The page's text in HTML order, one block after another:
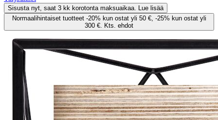
Sisusta nyt, saat 3 kk korotonta maksuaikaa. Lue lisää
Normaalihintaiset tuotteet -20% kun ostat yli 50 €, -25% kun ostat yli
300 €. Kts. ehdot